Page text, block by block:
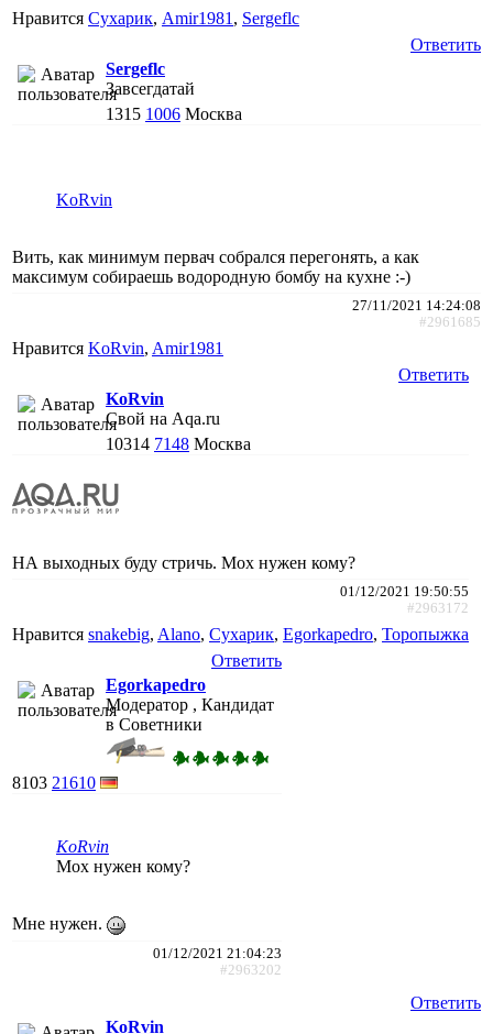
Нравится Сухарик, Amir1981 , Sergeflc
Ответить
Sergeflc
Завсегдатай
1315 1006 Москва
KoRvin
Вить, как минимум первач собрался перегонять, а как
максимум собираешь водородную бомбу на кухне :-)
27/11/2021 14:24:08
#2961685
Нравится KoRvin, Amir1981
Ответить
KoRvin
Свой на Aqa.ru
10314 7148 Москва
НА выходных буду стричь. Мох нужен кому?
01/12/2021 19:50:55
#2963172
Нравится snakebig, Alano, Сухарик, Egorkapedro, Торопыжка
Ответить
Egorkapedro
Модератор , Кандидат
в Советники
8103 21610
KoRvin
Мох нужен кому?
Мне нужен.
01/12/2021 21:04:23
#2963202
Ответить
KoRvin